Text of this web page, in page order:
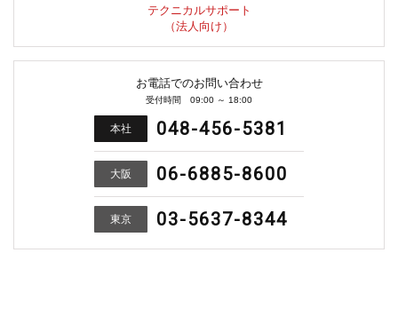
テクニカルサポート
（法人向け）
お電話でのお問い合わせ
受付時間 09:00 ～ 18:00
本社 048-456-5381
大阪 06-6885-8600
東京 03-5637-8344